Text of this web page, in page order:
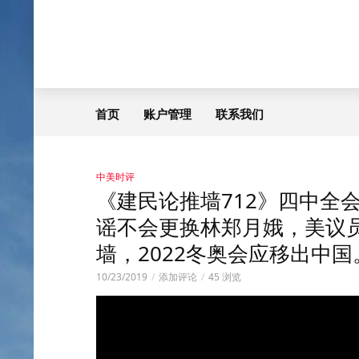
首页 账户管理 联系我们
中美时评
《建民论推墙712》四中全
谣不会更换林郑月娥，美议
墙，2022冬奥会应移出中国
10/23/2019 添加评论 45 浏览